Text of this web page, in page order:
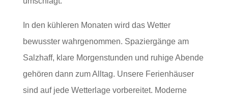
In den kühleren Monaten wird das Wetter
bewusster wahrgenommen. Spaziergänge am
Salzhaff, klare Morgenstunden und ruhige Abende
gehören dann zum Alltag. Unsere Ferienhäuser
sind auf jede Wetterlage vorbereitet. Moderne